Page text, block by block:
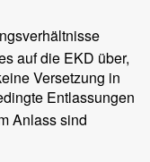
auf die EKD über,
Versetzung in
Entlassungen
Anlass sind